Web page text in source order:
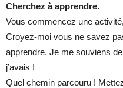
Cherchez à apprendre.
Vous commencez une
Croyez-moi vous ne savez
apprendre. Je me souviens
j’avais !
Quel chemin parcouru !